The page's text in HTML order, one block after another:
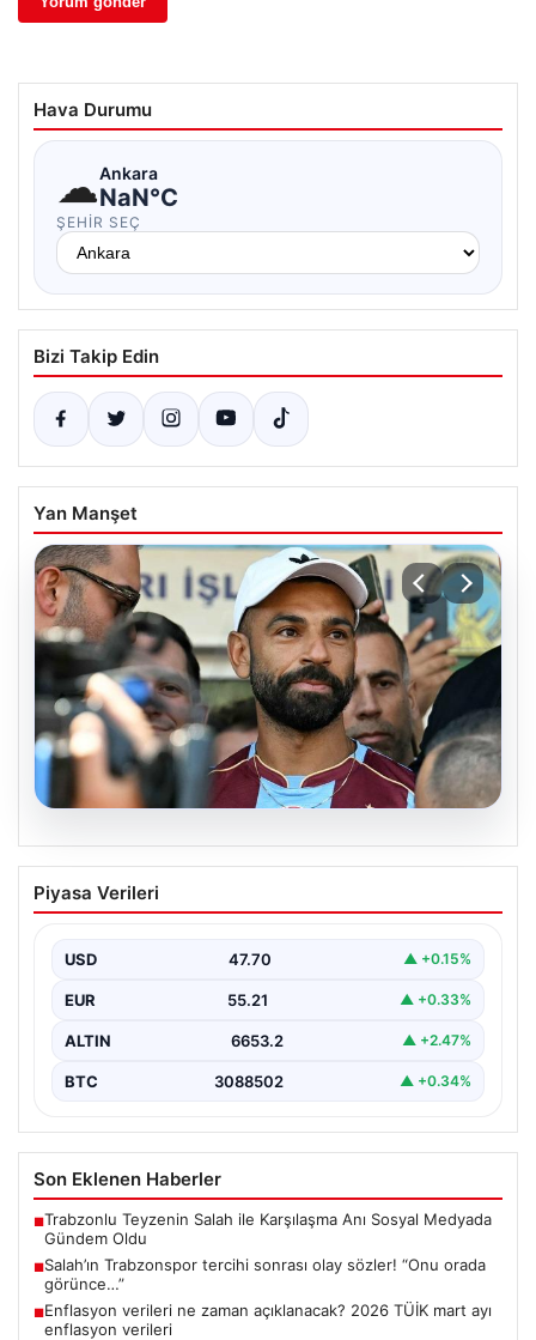
Hava Durumu
☁Ankara
NaN°C
ŞEHIR SEÇ
Bizi Takip Edin
Yan Manşet
Salah’ın Trabzonspor tercihi sonrası
olay sözler! “Onu orada görünce…”
Piyasa Verileri
USD 47.70 ▲ +0.15%
EUR 55.21 ▲ +0.33%
ALTIN 6653.2 ▲ +2.47%
BTC 3088502 ▲ +0.34%
Son Eklenen Haberler
■Trabzonlu Teyzenin Salah ile Karşılaşma Anı Sosyal Medyada
Gündem Oldu
■Salah’ın Trabzonspor tercihi sonrası olay sözler! “Onu orada
görünce…”
■Enflasyon verileri ne zaman açıklanacak? 2026 TÜİK mart ayı
enflasyon verileri